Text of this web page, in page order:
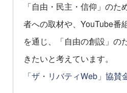
「自由・民主・信仰」の
者への取材や、YouTube番
を通じ、「自由の創設」の
きたいと考えています。
「ザ・リバティWeb」協賛